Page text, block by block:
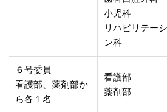
小児科
リハビリテー
ン科
６号委員
看護部、薬剤部か
ら各１名
看護部
薬剤部